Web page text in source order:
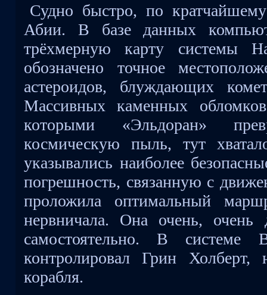
Судно быстро, по
Абии. В базе данных
трёхмерную карту системы
обозначено точное
астероидов, блуждающих
Массивных каменных
которыми «Эльдоран»
космическую пыль, тут
указывались наиболее
погрешность, связанную с
проложила оптимальный
нервничала. Она очень, очень
самостоятельно. В системе
контролировал Грин Холберт,
корабля.